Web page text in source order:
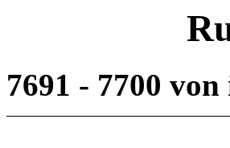
7691 - 7700